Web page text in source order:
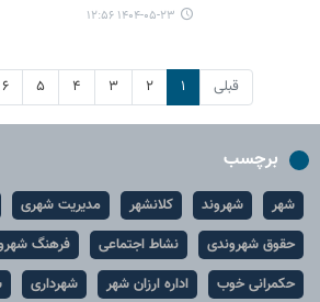
۱۴۰۴-۰۵-۲۳ ۱۲:۵۶
قبلی ۱ ۲ ۳ ۴ ۵ ۶
برچسب
شهر شهروند کلانشهر مدیریت شهری
حقوق شهروندی
نشاط اجتماعی فرهنگ
حکمرانی خوب
اداره ارزان شهر شهرداری